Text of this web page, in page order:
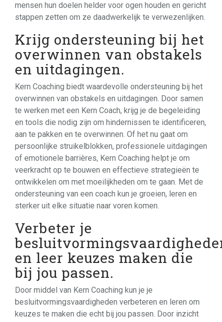
mensen hun doelen helder voor ogen houden en gericht
stappen zetten om ze daadwerkelijk te verwezenlijken.
Krijg ondersteuning bij het
overwinnen van obstakels
en uitdagingen.
Kern Coaching biedt waardevolle ondersteuning bij het
overwinnen van obstakels en uitdagingen. Door samen
te werken met een Kern Coach, krijg je de begeleiding
en tools die nodig zijn om hindernissen te identificeren,
aan te pakken en te overwinnen. Of het nu gaat om
persoonlijke struikelblokken, professionele uitdagingen
of emotionele barrières, Kern Coaching helpt je om
veerkracht op te bouwen en effectieve strategieën te
ontwikkelen om met moeilijkheden om te gaan. Met de
ondersteuning van een coach kun je groeien, leren en
sterker uit elke situatie naar voren komen.
Verbeter je
en leer keuzes maken die
bij jou passen.
Door middel van Kern Coaching kun je je
besluitvormingsvaardigheden verbeteren en leren om
keuzes te maken die echt bij jou passen. Door inzicht